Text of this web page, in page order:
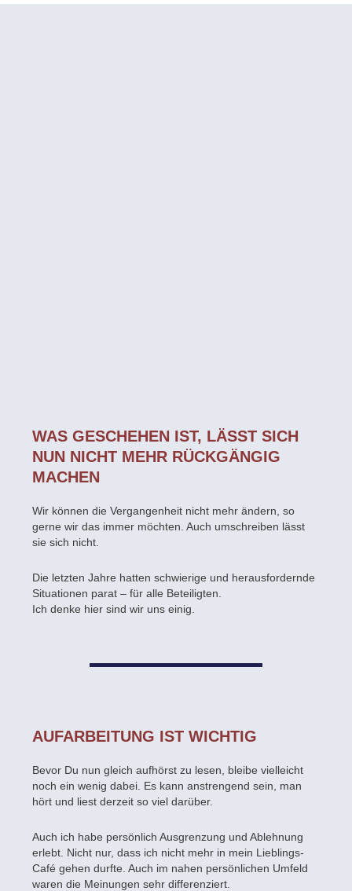
WAS GESCHEHEN IST, LÄSST SICH
NUN NICHT MEHR RÜCKGÄNGIG
MACHEN
Wir können die Vergangenheit nicht mehr ändern, so
gerne wir das immer möchten. Auch umschreiben lässt
sie sich nicht.
Die letzten Jahre hatten schwierige und herausfordernde
Situationen parat – für alle Beteiligten.
Ich denke hier sind wir uns einig.
AUFARBEITUNG IST WICHTIG
Bevor Du nun gleich aufhörst zu lesen, bleibe vielleicht
noch ein wenig dabei. Es kann anstrengend sein, man
hört und liest derzeit so viel darüber.
Auch ich habe persönlich Ausgrenzung und Ablehnung
erlebt. Nicht nur, dass ich nicht mehr in mein Lieblings-
Café gehen durfte. Auch im nahen persönlichen Umfeld
waren die Meinungen sehr differenziert.